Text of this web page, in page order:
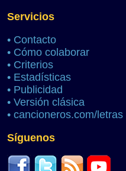
Servicios
• Contacto
• Cómo colaborar
• Criterios
• Estadísticas
• Publicidad
• Versión clásica
• cancioneros.com/letras
Síguenos